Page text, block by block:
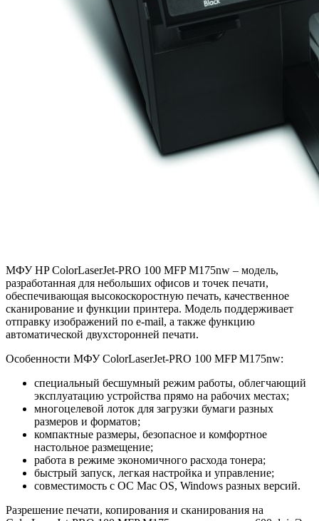
МФУ HP ColorLaserJet-PRO 100 MFP M175nw – модель,
разработанная для небольших офисов и точек печати,
обеспечивающая высокоскоростную печать, качественное
сканирование и функции принтера. Модель поддерживает
отправку изображений по e-mail, а также функцию
автоматической двухсторонней печати.
Особенности МФУ ColorLaserJet-PRO 100 MFP M175nw:
специальный бесшумный режим работы, облегчающий
эксплуатацию устройства прямо на рабочих местах;
многоцелевой лоток для загрузки бумаги разных
размеров и форматов;
компактные размеры, безопасное и комфортное
настольное размещение;
работа в режиме экономичного расхода тонера;
быстрый запуск, легкая настройка и управление;
совместимость с ОС Mac OS, Windows разных версий.
Разрешение печати, копирования и сканирования на